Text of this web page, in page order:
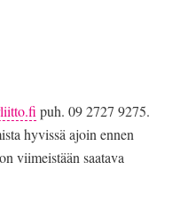
puh. 09 2727 9275.
hyvissä ajoin ennen
viimeistään saatava